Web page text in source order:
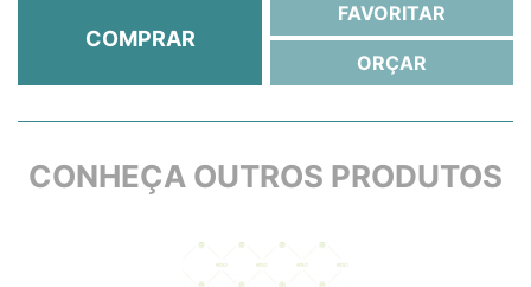
COMPRAR
FAVORITAR
ORÇAR
CONHEÇA OUTROS PRODUTOS